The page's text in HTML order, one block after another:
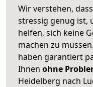
Wir verstehen,
stressig genug ist,
helfen, sich keine
machen zu
haben garantiert
Ihnen ohne
Heidelberg nach